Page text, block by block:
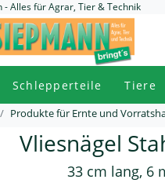
- Alles für Agrar, Tier & Technik
Schlepperteile Tiere
Produkte für Ernte und
Vliesnägel
33 cm lang, 6